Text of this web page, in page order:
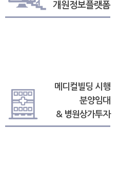
개원정보플랫폼
메디컬빌딩 시행
분양임대
& 병원상가투자